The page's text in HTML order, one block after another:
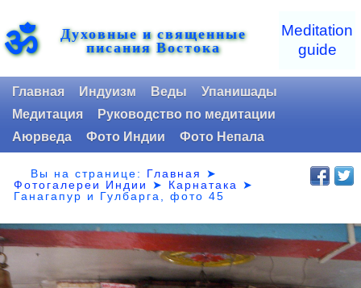
ॐ Духовные и священные
писания Востока
Meditation
guide
Главная Индуизм Веды
Упанишады
Медитация
Руководство по медитации
Аюрведа
Фото Индии Фото Непала
Вы на странице: Главная
➤
Фотогалереи Индии
➤ Карнатака
➤
Ганагапур и Гулбарга, фото 45